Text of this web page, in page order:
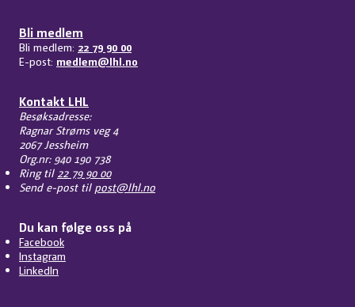
Bli medlem
Bli medlem: 22 79 90 00
E-post: medlem@lhl.no
Kontakt LHL
Besøksadresse:
Ragnar Strøms veg 4
2067 Jessheim
Org.nr: 940 190 738
Ring til 22 79 90 00
Send e-post til post@lhl.no
Du kan følge oss på
Facebook
Instagram
LinkedIn